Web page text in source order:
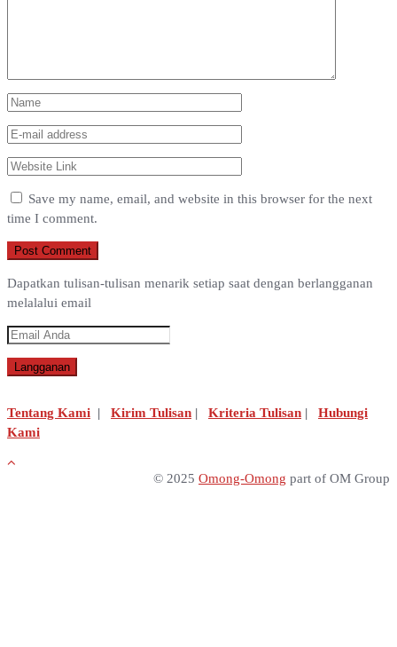
Save my name, email, and website in this browser for the next
time I comment.
Dapatkan tulisan-tulisan menarik setiap saat dengan berlangganan
melalalui email
Tentang Kami | Kirim Tulisan | Kriteria Tulisan | Hubungi
Kami
© 2025 Omong-Omong part of OM Group